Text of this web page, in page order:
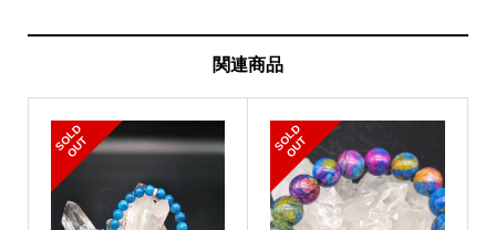
関連商品
S
O
L
D
O
U
T S
O
L
D
O
U
T